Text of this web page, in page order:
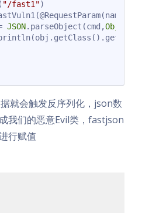
"/fast1")
JSON.parseObject(cmd,Object
就会触发反序列化，json数
我们的恶意Evil类，fastjson
行赋值